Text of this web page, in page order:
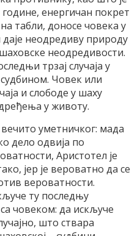
енергичан покрет
табли, доносе човека у
неодредиву природу
неодредивости.
трзај случаја у
Човек или
и слободе у шаху
у животу.
уметничког: мада
дело одвија по
Аристотел је
јер је вероватно да се
вероватности.
ту последњу
човеком: да искључе
што ствара